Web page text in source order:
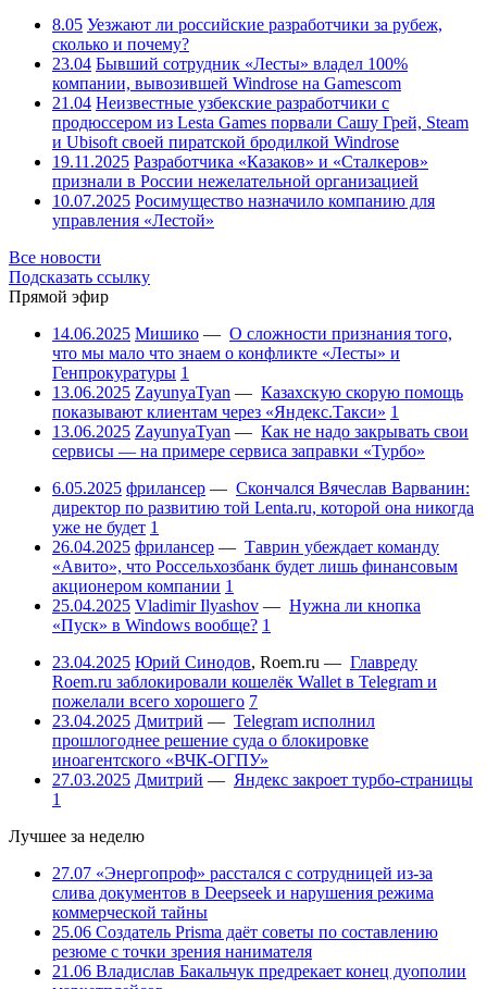
8.05 Уезжают ли российские разработчики за рубеж,
сколько и почему?
23.04 Бывший сотрудник «Лесты» владел 100%
компании, вывозившей Windrose на Gamescom
21.04 Неизвестные узбекские разработчики с
продюссером из Lesta Games порвали Сашу Грей, Steam
и Ubisoft своей пиратской бродилкой Windrose
19.11.2025 Разработчика «Казаков» и «Сталкеров»
признали в России нежелательной организацией
10.07.2025 Росимущество назначило компанию для
управления «Лестой»
Все новости
Подсказать ссылку
Прямой эфир
14.06.2025 Мишико — О сложности признания того,
что мы мало что знаем о конфликте «Лесты» и
Генпрокуратуры 1
13.06.2025 ZayunyaTyan — Казахскую скорую помощь
показывают клиентам через «Яндекс.Такси» 1
13.06.2025 ZayunyaTyan — Как не надо закрывать свои
сервисы — на примере сервиса заправки «Турбо»
6.05.2025 фрилансер — Скончался Вячеслав Варванин:
директор по развитию той Lenta.ru, которой она никогда
уже не будет 1
26.04.2025 фрилансер — Таврин убеждает команду
«Авито», что Россельхозбанк будет лишь финансовым
акционером компании 1
25.04.2025 Vladimir Ilyashov — Нужна ли кнопка
«Пуск» в Windows вообще? 1
23.04.2025 Юрий Синодов, Roem.ru — Главреду
Roem.ru заблокировали кошелёк Wallet в Telegram и
пожелали всего хорошего 7
23.04.2025 Дмитрий — Telegram исполнил
прошлогоднее решение суда о блокировке
иноагентского «ВЧК-ОГПУ»
27.03.2025 Дмитрий — Яндекс закроет турбо-страницы
1
Лучшее за неделю
27.07 «Энергопроф» расстался с сотрудницей из-за
слива документов в Deepseek и нарушения режима
коммерческой тайны
25.06 Создатель Prisma даёт советы по составлению
резюме с точки зрения нанимателя
21.06 Владислав Бакальчук предрекает конец дуополии